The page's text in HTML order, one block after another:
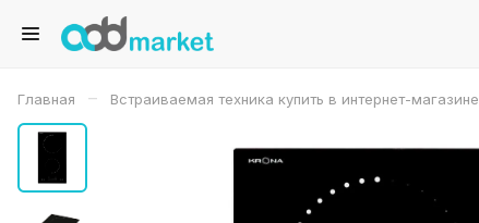
Главная – Встраиваемая техника купить в интернет-магазине